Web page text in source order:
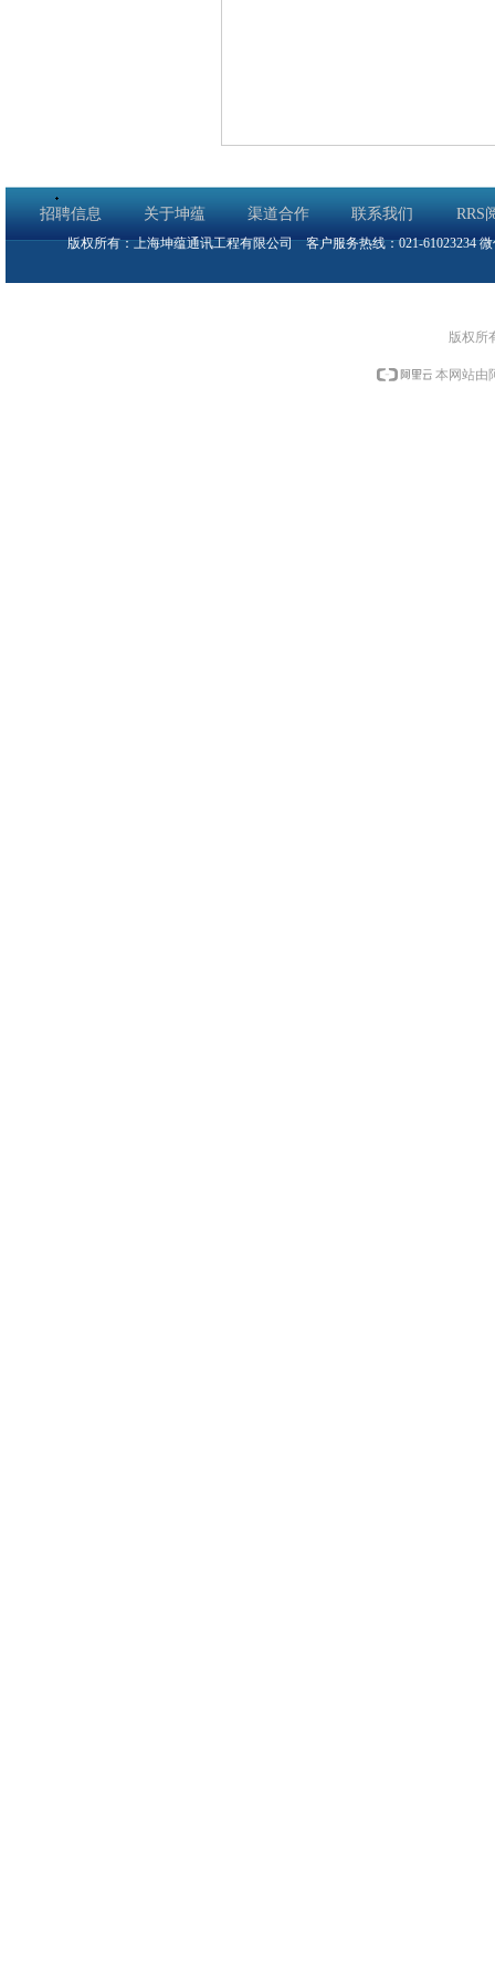
版权所有：上海坤蕴通讯工程有限公司 客户服务热线：021-61023234 微
招聘信息 关于坤蕴 渠道合作 联系我们 RRS
版权所
本网站由